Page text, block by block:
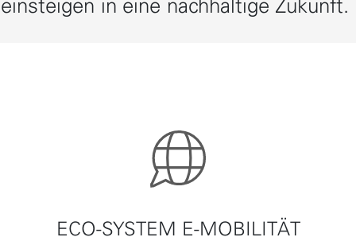
ECO-SYSTEM E-MOBILITÄT